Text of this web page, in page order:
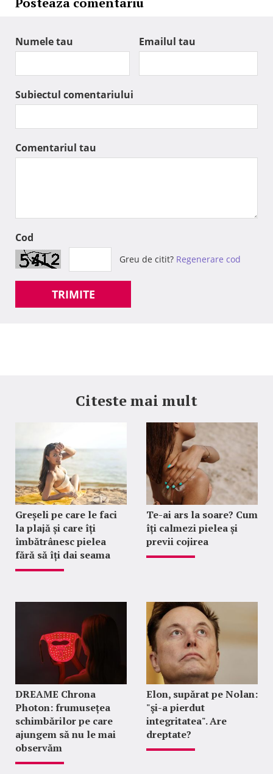
Numele tau Emailul tau
Subiectul comentariului
Comentariul tau
Cod
Greu de citit? Regenerare cod
TRIMITE
Citeste mai mult
Greșeli pe care le faci
la plajă și care îți
îmbătrânesc pielea
fără să îți dai seama
Te-ai ars la soare? Cum
îți calmezi pielea și
previi cojirea
DREAME Chrona
Photon: frumusețea
schimbărilor pe care
ajungem să nu le mai
observăm
Elon, supărat pe Nolan:
"şi-a pierdut
integritatea". Are
dreptate?